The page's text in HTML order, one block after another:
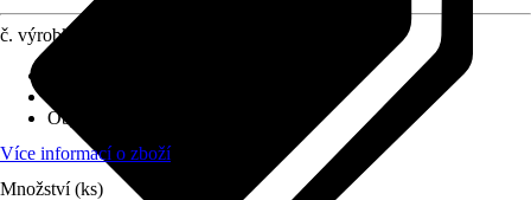
č. výrobku
Objímka
Více informací o zboží
Množství (ks)